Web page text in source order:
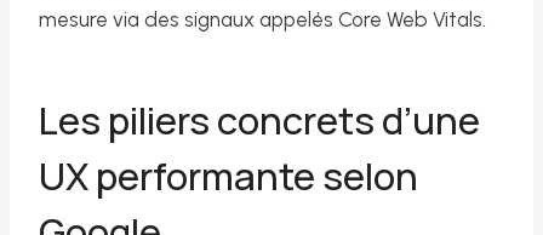
mesure via des signaux appelés Core Web Vitals.
Les piliers concrets d’une
UX performante selon